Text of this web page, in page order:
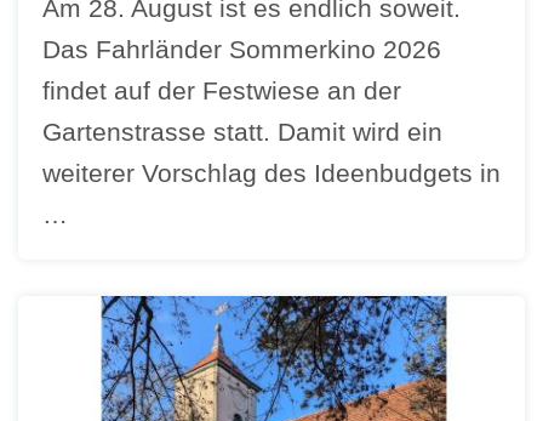
Am 28. August ist es endlich soweit.
Das Fahrländer Sommerkino 2026
findet auf der Festwiese an der
Gartenstrasse statt. Damit wird ein
weiterer Vorschlag des Ideenbudgets in
…